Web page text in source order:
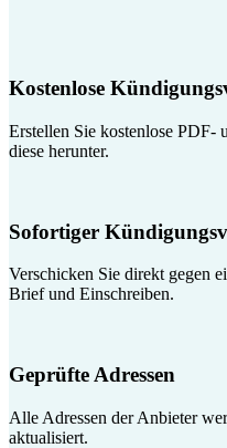
Kostenlose
Erstellen Sie kostenlose PDF-
diese herunter.
Sofortiger
Verschicken Sie direkt gegen
Brief und Einschreiben.
Geprüfte Adressen
Alle Adressen der Anbieter
aktualisiert.